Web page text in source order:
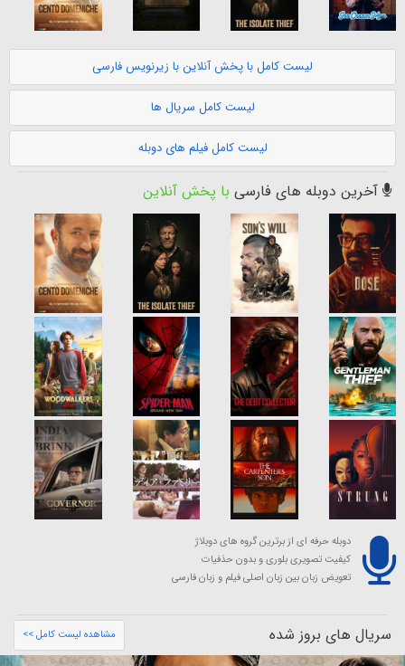
لیست کامل با پخش آنلاین با زیرنویس فارسی
لیست کامل سریال ها
لیست کامل فیلم های دوبله
آخرین دوبله های فارسی با پخش آنلاین
دوبله حرفه ای از برترین گروه های دوبلاژ
کیفیت تصویری بلوری و بدون حذفیات
تعویض زبان بین زبان اصلی فیلم و زبان فارسی
سریال های بروز شده مشاهده لیست کامل >>